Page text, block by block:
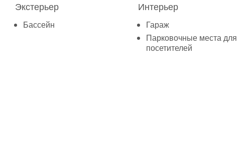
Экстерьер
Бассейн
Интерьер
Гараж
Парковочные места для
посетителей